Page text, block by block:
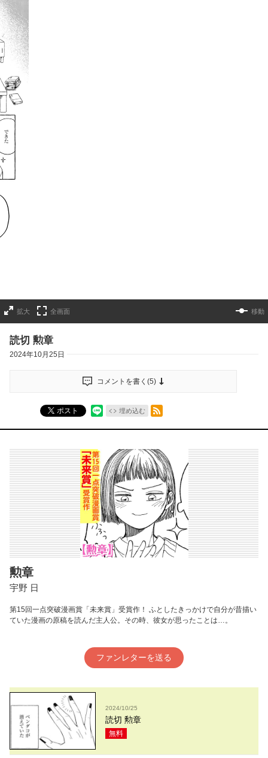
拡大 全画面 移動
読切 勲章
2024年10月25日
コメントを書く(5)
ポスト 埋め込む
RSSフィード
勲章
宇野 日
第15回一点突破漫画賞「未来賞」受賞作！ ふとしたきっかけで自分が昔描い
ていた漫画の原稿を読んだ主人公。その時、彼女が思ったことは…。
ファンレターを送る
2024/10/25
読切 勲章
無料